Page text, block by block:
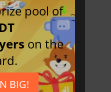
pool of
on the
BIG!